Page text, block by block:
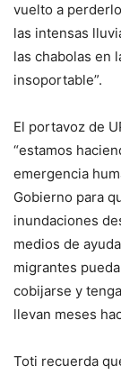
vuelto a
las intensas
las chabolas en
insoportable”.
El portavoz de
“estamos
emergencia
Gobierno para
inundaciones
medios de
migrantes
cobijarse y
llevan meses
Toti recuerda